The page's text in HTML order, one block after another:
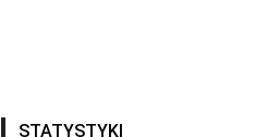
STATYSTYKI